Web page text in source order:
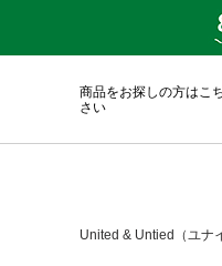
商品をお探しの方はこ
さい
United & Untied（ユナ